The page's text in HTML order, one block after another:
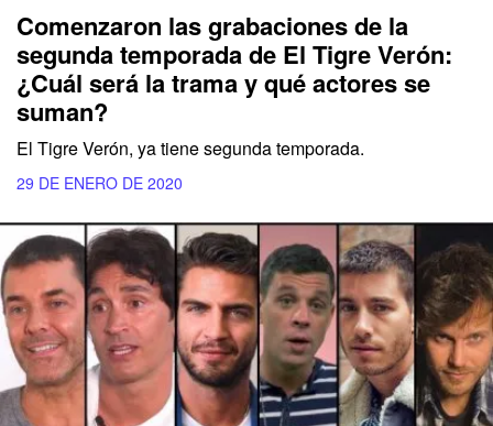
Comenzaron las grabaciones de la
segunda temporada de El Tigre Verón:
¿Cuál será la trama y qué actores se
suman?
El Tigre Verón, ya tiene segunda temporada.
29 DE ENERO DE 2020